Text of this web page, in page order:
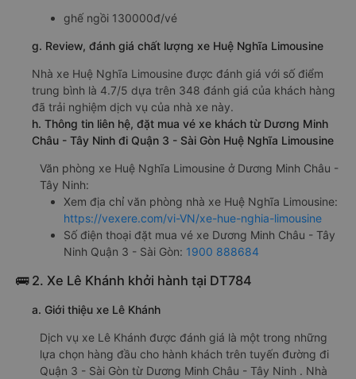
ghế ngồi 130000đ/vé
g. Review, đánh giá chất lượng xe Huệ Nghĩa Limousine
Nhà xe Huệ Nghĩa Limousine được đánh giá với số điểm
trung bình là 4.7/5 dựa trên 348 đánh giá của khách hàng
đã trải nghiệm dịch vụ của nhà xe này.
h. Thông tin liên hệ, đặt mua vé xe khách từ Dương Minh
Châu - Tây Ninh đi Quận 3 - Sài Gòn Huệ Nghĩa Limousine
Văn phòng xe Huệ Nghĩa Limousine ở Dương Minh Châu -
Tây Ninh:
Xem địa chỉ văn phòng nhà xe Huệ Nghĩa Limousine:
https://vexere.com/vi-VN/xe-hue-nghia-limousine
Số điện thoại đặt mua vé xe Dương Minh Châu - Tây
Ninh Quận 3 - Sài Gòn: 1900 888684
🚌 2. Xe Lê Khánh khởi hành tại DT784
a. Giới thiệu xe Lê Khánh
Dịch vụ xe Lê Khánh được đánh giá là một trong những
lựa chọn hàng đầu cho hành khách trên tuyến đường đi
Quận 3 - Sài Gòn từ Dương Minh Châu - Tây Ninh . Nhà